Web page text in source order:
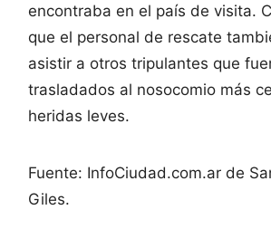
encontraba en el país de visita.
que el personal de rescate
asistir a otros tripulantes que
trasladados al nosocomio más
heridas leves.
Fuente: InfoCiudad.com.ar de
Giles.